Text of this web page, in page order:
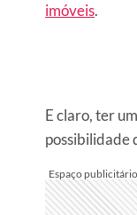
imóveis.
E claro, ter
possibilidade